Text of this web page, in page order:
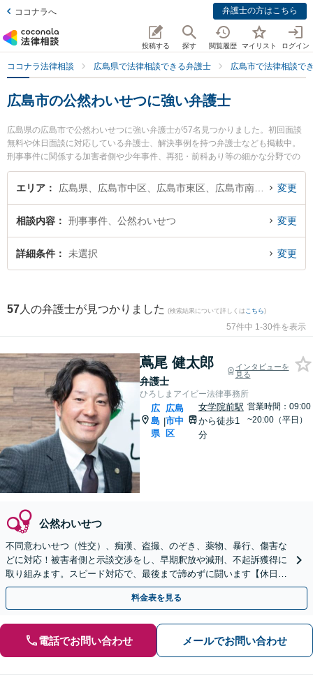
ココナラへ 弁護士の方はこちら
投稿する 探す 閲覧履歴 マイリスト ログイン
ココナラ法律相談 広島県で法律相談できる弁護士 広島市で法律相談で
広島市の公然わいせつに強い弁護士
広島県の広島市で公然わいせつに強い弁護士が57名見つかりました。初回面談
無料や休日面談に対応している弁護士、解決事例を持つ弁護士なども掲載中。
刑事事件に関係する加害者側や少年事件、再犯・前科あり等の細かな分野での
絞り込み検索もでき便利です。特にひろしまアイビー法律事務所の蔦尾 健太郎
弁護士やまりん法律事務所の森 亮人弁護士、弁護士法人あさかぜ法律事務所 広
を今すぐに弁護士に相談したい』『公然わいせつのトラブル解決の実績豊富な
近くの弁護士を検索したい』『初回相談無料で公然わいせつを法律相談できる
広島市内の弁護士に相談予約したい』などでお困りの相談者さんにおすすめで
エリア 変更
相談内容 刑事事件、公然わいせつ 変更
詳細条件 未選択 変更
57 人の弁護士が見つかりました (検索結果について詳しくは こちら)
57件中 1-30件を表示
蔦尾 健太郎
弁護士
インタビューを
見る
ひろしまアイビー法律事務所
広
島
県
|
広島
市中
区
女学院前駅
から徒歩1
分
営業時間：09:00
~20:00（平日）
公然わいせつ
不同意わいせつ（性交）、痴漢、盗撮、のぞき、薬物、暴行、傷害な
どに対応！被害者側と示談交渉をし、早期釈放や減刑、不起訴獲得に
取り組みます。スピード対応で、最後まで諦めずに闘います【休日・
夜間対応】【女学院前駅1分】【弁護士歴15年以上】
料金表を見る
電話でお問い合わせ メールでお問い合わせ